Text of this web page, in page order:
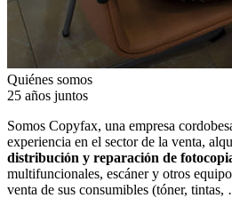
Quiénes somos
25 años juntos
Somos Copyfax, una empresa
experiencia en el sector de la venta,
distribución y reparación de
multifuncionales, escáner y otros
venta de sus consumibles (tóner,